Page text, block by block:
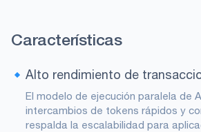
Características
Alto rendimiento de
El modelo de ejecución paralela de
intercambios de tokens rápidos y
respalda la escalabilidad para